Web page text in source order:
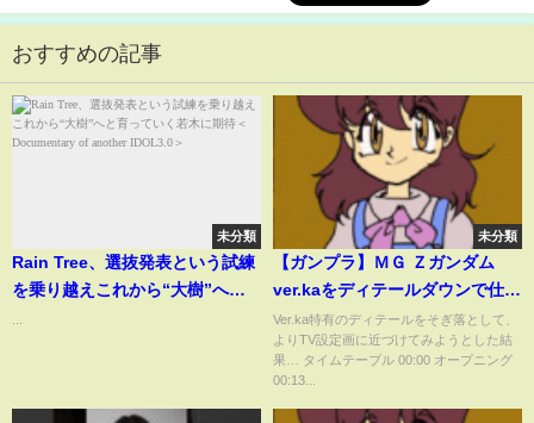
おすすめの記事
未分類
Rain Tree、選抜発表という試練
を乗り越えこれから“大樹”へと
未分類
【ガンプラ】ＭＧ Ｚガンダム
ver.kaをディテールダウンで仕上
げてみる
Ver.ka特有のディテールをそぎ落として、
よりTV設定画に近づけてみようとした結
果… タイムテーブル 00:00 オープニング
00:13...